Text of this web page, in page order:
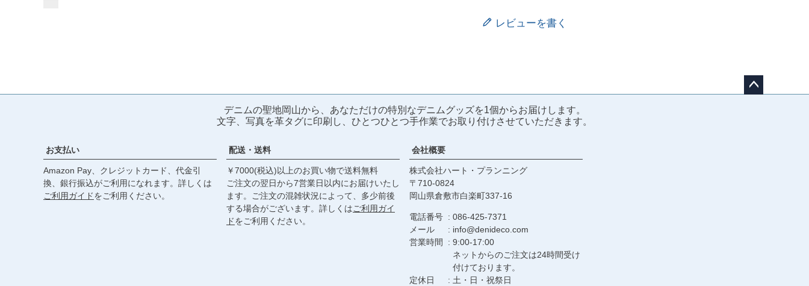
レビューを書く
デニムの聖地岡山から、あなただけの特別なデニムグッズを1個からお届けします。
文字、写真を革タグに印刷し、ひとつひとつ手作業でお取り付けさせていただきます。
お支払い
Amazon Pay、クレジットカード、代金引
換、銀行振込がご利用になれます。詳しくは
ご利用ガイドをご利用ください。
配送・送料
￥7000(税込)以上のお買い物で送料無料
ご注文の翌日から7営業日以内にお届けいたし
ます。ご注文の混雑状況によって、多少前後
する場合がございます。詳しくはご利用ガイ
ドをご利用ください。
会社概要
株式会社ハート・プランニング
710‐0824
岡山県倉敷市白楽町337‐16
電話番号
086-425-7371
メール
info@denideco.com
営業時間
9:00-17:00
ネットからのご注文は24時間受け
付けております。
定休日
土・日・祝祭日